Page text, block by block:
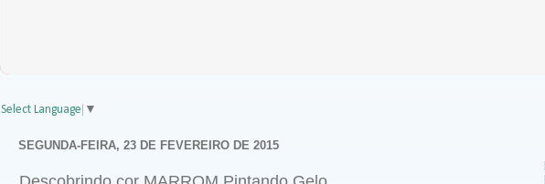
Select Language ▼
SEGUNDA-FEIRA, 23 DE FEVEREIRO DE 2015